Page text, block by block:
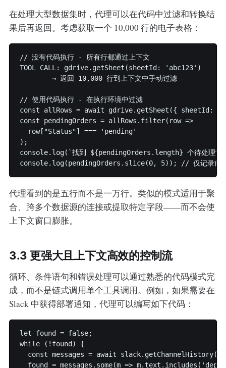
在处理大型数据集时，代理可以在代码中过滤和转换结
果后再返回。考虑获取一个 10,000 行的电子表格：
// 没有代码执行 - 所有行都通过上下文
TOOL CALL: gdrive.getSheet(sheetId: 'abc123')
        → 返回 10,000 行到上下文中手动过滤
// 使用代码执行 - 在执行环境中过滤
const allRows = await gdrive.getSheet({ sheetId:
const pendingOrders = allRows.filter(row =>
  row["Status"] === 'pending'
);
console.log(`找到 ${pendingOrders.length} 个待处理
代理看到的是五行而不是一万行。类似的模式适用于聚
合、跨多个数据源的连接或提取特定字段——而不会使
上下文窗口膨胀。
3.3 更强大且上下文高效的控制流
循环、条件语句和错误处理可以通过熟悉的代码模式完
成，而不是链式调用单个工具调用。例如，如果需要在
Slack 中获得部署通知，代理可以编写如下代码：
let found = false;
while (!found) {
const messages = await slack.getChannelHistory({
found = messages.some(m =>